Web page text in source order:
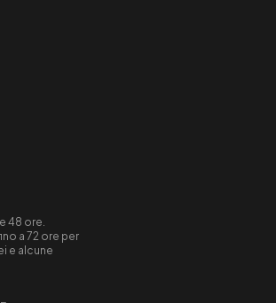
48 ore.
a 72 ore per
e alcune